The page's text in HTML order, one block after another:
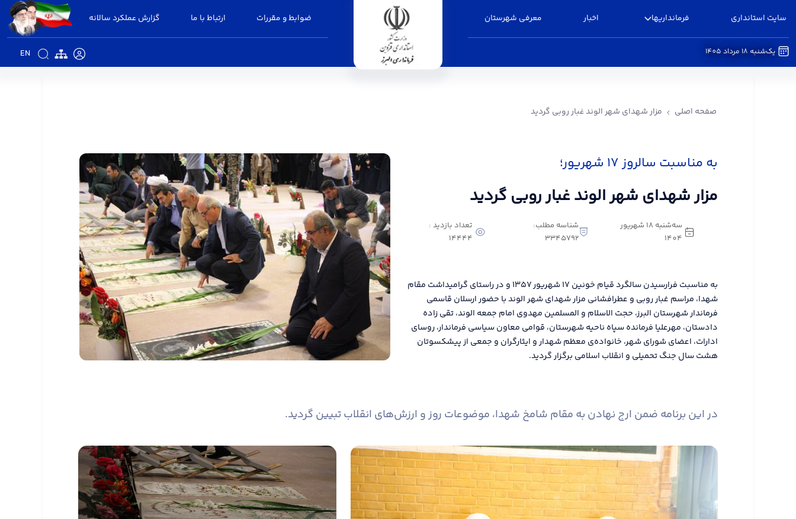
سایت استانداری فرمانداریها اخبار معرفی شهرستان ضوابط و مقررات ارتباط با ما گزارش عملکرد سالانه
EN یک‌شنبه 18 مرداد 1405
صفحه اصلی مزار شهدای شهر الوند غبار روبی گردید
به مناسبت سالروز ۱۷ شهریور؛
مزار شهدای شهر الوند غبار روبی گردید
سه‌شنبه 18 شهریور
1404
شناسه مطلب:
3345792
تعداد بازدید :
14444
به مناسبت فرارسیدن سالگرد قیام خونین ۱۷ شهریور ۱۳۵۷ و در راستای گرامیداشت مقام
شهدا، مراسم غبار روبی و عطرافشانی مزار شهدای شهر الوند با حضور ارسلان قاسمی
فرماندار شهرستان البرز، حجت الاسلام و المسلمین مهدوی امام جمعه الوند، تقی زاده
دادستان، مهرعلیا فرمانده سپاه ناحیه شهرستان، قوامی معاون سیاسی فرماندار، روسای
ادارات، اعضای شورای شهر، خانواده‌ی معظم شهدار و ایثارگران و جمعی از پیشکسوتان
هشت سال جنگ تحمیلی و انقلاب اسلامی برگزار گردید.
در این برنامه ضمن ارج نهادن به مقام شامخ شهدا، موضوعات روز و ارزش‌های انقلاب تبیین گردید.